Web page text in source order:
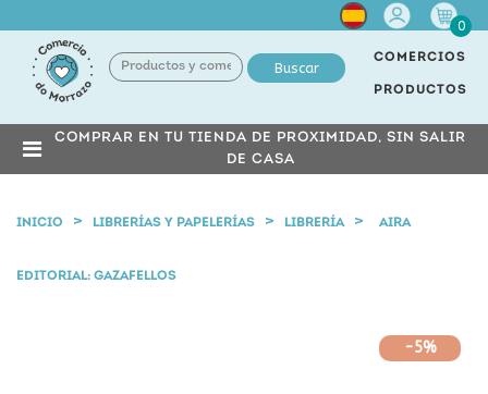
Cuenta
0
Buscar
COMERCIOS
PRODUCTOS
COMPRAR EN TU TIENDA DE PROXIMIDAD, SIN SALIR
DE CASA
INICIO LIBRERÍAS Y PAPELERÍAS LIBRERÍA AIRA
EDITORIAL: GAZAFELLOS
-5%